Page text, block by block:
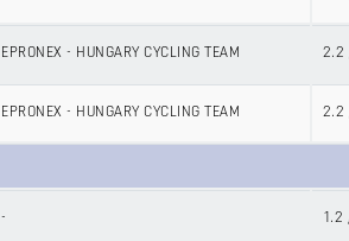
EPRONEX - HUNGARY CYCLING TEAM 2.2
EPRONEX - HUNGARY CYCLING TEAM 2.2
- 1.2